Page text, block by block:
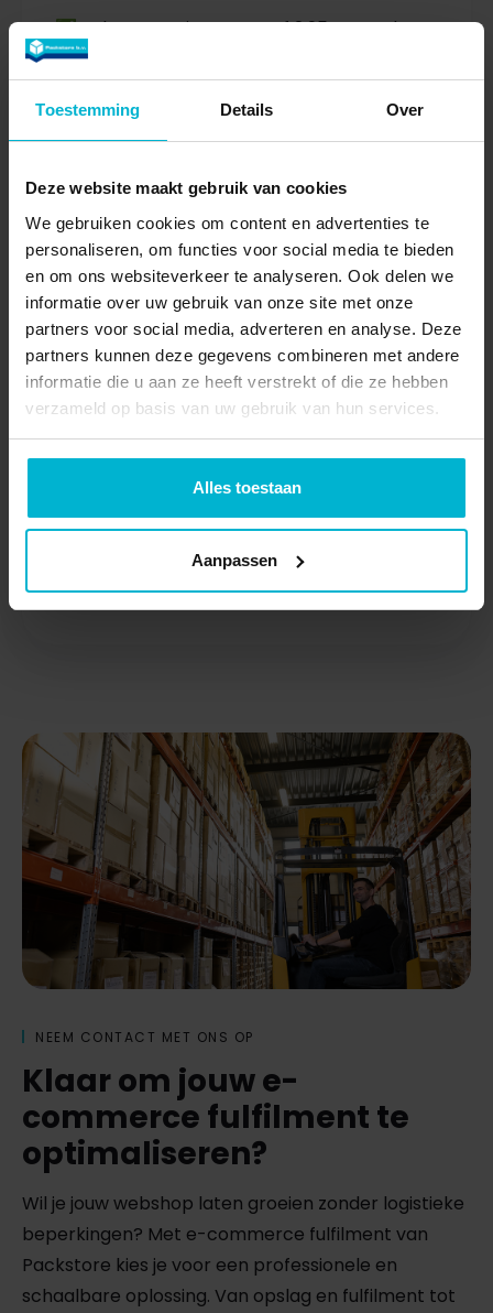
Toestemming Details Over
Deze website maakt gebruik van cookies
We gebruiken cookies om content en advertenties te
personaliseren, om functies voor social media te bieden
en om ons websiteverkeer te analyseren. Ook delen we
informatie over uw gebruik van onze site met onze
partners voor social media, adverteren en analyse. Deze
partners kunnen deze gegevens combineren met andere
informatie die u aan ze heeft verstrekt of die ze hebben
verzameld op basis van uw gebruik van hun services.
Alles toestaan
Aanpassen
✅ Scherpe tarieven: vanaf 2,95 per order
Vraag een offerte aan
✅ Realtime voorraadbeheer: altijd inzicht in
je voorraad met ons slimme portaal
✅ Integraties met vervoerders en
platformen
✅ Scherpe internationale tarieven
NEEM CONTACT MET ONS OP
Klaar om jouw e-
commerce fulfilment te
optimaliseren?
Wil je jouw webshop laten groeien zonder logistieke
beperkingen? Met e-commerce fulfilment van
Packstore kies je voor een professionele en
schaalbare oplossing. Van opslag en fulfilment tot